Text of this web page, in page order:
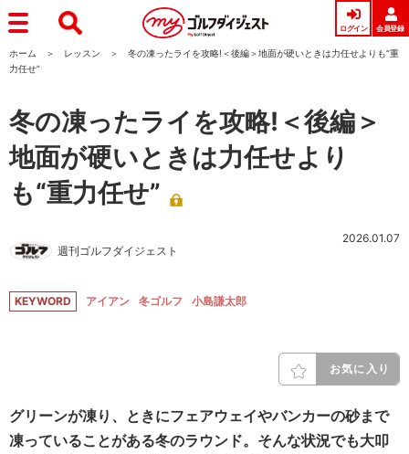
ログイン 会員登録
ホーム レッスン
冬の凍ったライを攻略!＜後編＞地面が硬いときは力任せよりも“重
力任せ”
冬の凍ったライを攻略!＜後編＞
地面が硬いときは力任せより
も“重力任せ”
週刊ゴルフダイジェスト
2026.01.07
KEYWORD アイアン 冬ゴルフ 小島謙太郎
お気に入り
グリーンが凍り、ときにフェアウェイやバンカーの砂まで
凍っていることがある冬のラウンド。そんな状況でも大叩